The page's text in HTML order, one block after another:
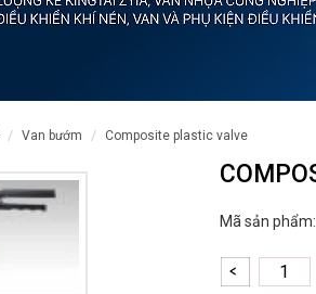
van bướm composite plastic valve
Mã sản phẩm: